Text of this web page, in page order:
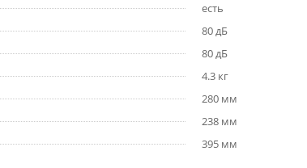
есть
80 дБ
80 дБ
4.3 кг
280 мм
238 мм
395 мм